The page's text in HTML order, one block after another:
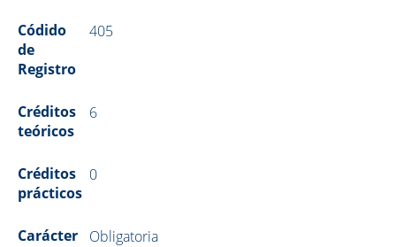
Códido
de
Registro
405
Créditos
teóricos
6
Créditos
prácticos
0
Carácter Obligatoria